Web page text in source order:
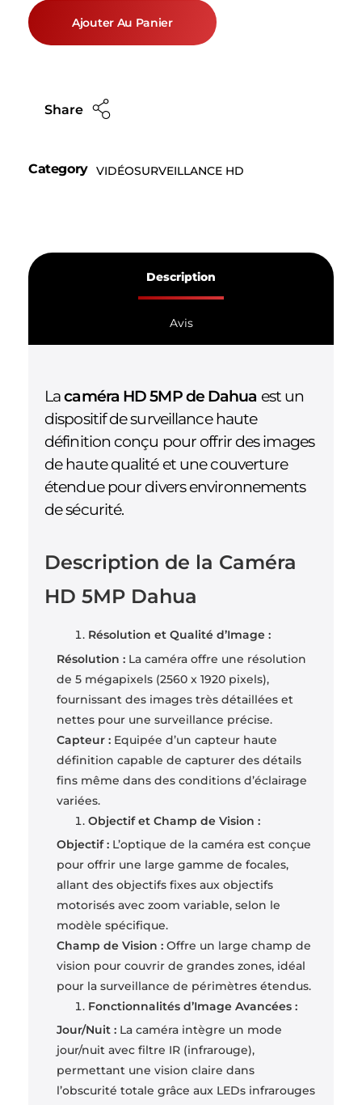
Ajouter Au Panier
Share
Category VIDÉOSURVEILLANCE HD
Description
Avis
Lacaméra HD 5MP de Dahua est un
dispositif de surveillance haute
définition conçu pour offrir des images
de haute qualité et une couverture
étendue pour divers environnements
de sécurité.
Description de la Caméra
HD 5MP Dahua
Résolution et Qualité d’Image :
Résolution :La caméra offre une résolution
de 5 mégapixels (2560 x 1920 pixels),
fournissant des images très détaillées et
nettes pour une surveillance précise.
Capteur :Equipée d’un capteur haute
définition capable de capturer des détails
fins même dans des conditions d’éclairage
variées.
Objectif et Champ de Vision :
Objectif :L’optique de la caméra est conçue
pour offrir une large gamme de focales,
allant des objectifs fixes aux objectifs
motorisés avec zoom variable, selon le
modèle spécifique.
Champ de Vision :Offre un large champ de
vision pour couvrir de grandes zones, idéal
pour la surveillance de périmètres étendus.
Fonctionnalités d’Image Avancées :
Jour/Nuit :La caméra intègre un mode
jour/nuit avec filtre IR (infrarouge),
permettant une vision claire dans
l’obscurité totale grâce aux LEDs infrarouges